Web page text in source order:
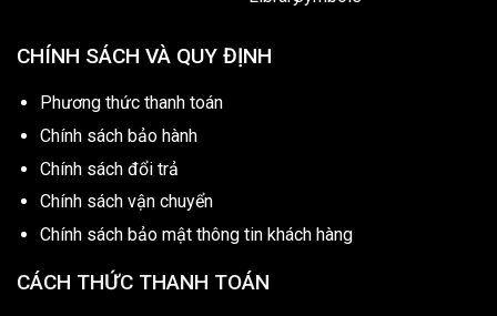
CHÍNH SÁCH VÀ QUY ĐỊNH
Phương thức thanh toán
Chính sách bảo hành
Chính sách đổi trả
Chính sách vận chuyển
Chính sách bảo mật thông tin khách hàng
CÁCH THỨC THANH TOÁN